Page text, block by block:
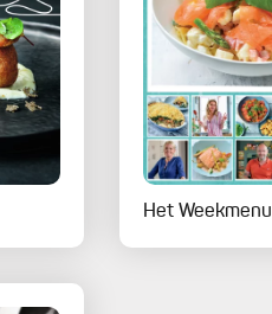
Het Weekmenu